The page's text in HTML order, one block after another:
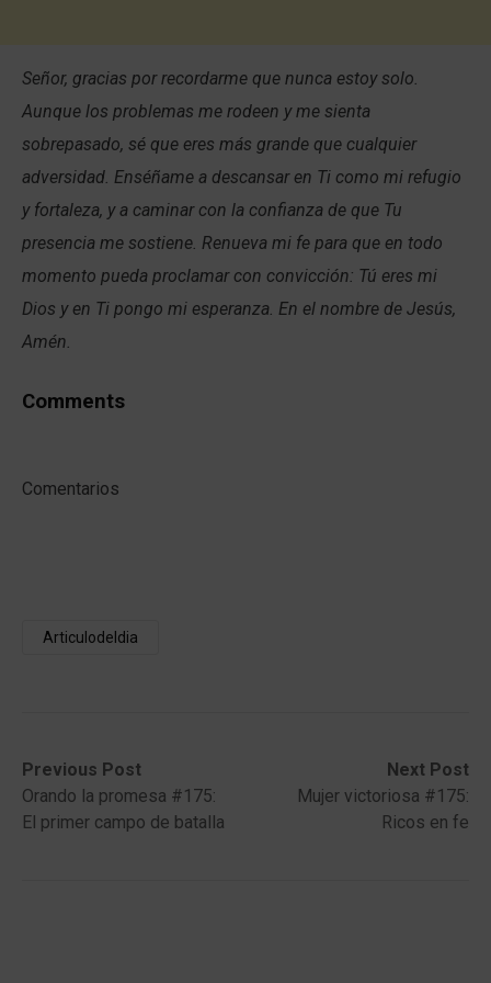
Señor, gracias por recordarme que nunca estoy solo.
Aunque los problemas me rodeen y me sienta
sobrepasado, sé que eres más grande que cualquier
adversidad. Enséñame a descansar en Ti como mi refugio
y fortaleza, y a caminar con la confianza de que Tu
presencia me sostiene. Renueva mi fe para que en todo
momento pueda proclamar con convicción: Tú eres mi
Dios y en Ti pongo mi esperanza. En el nombre de Jesús,
Amén.
Comments
Comentarios
Articulodeldia
Post
navigation
Previous Post
Previous
post:Orando la promesa #175:
El primer campo de batalla
Next Post
Next
post:
Mujer victoriosa #175:
Ricos en fe